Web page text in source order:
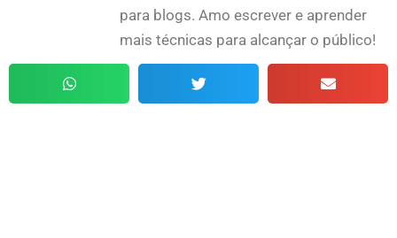
para blogs. Amo escrever e aprender
mais técnicas para alcançar o público!